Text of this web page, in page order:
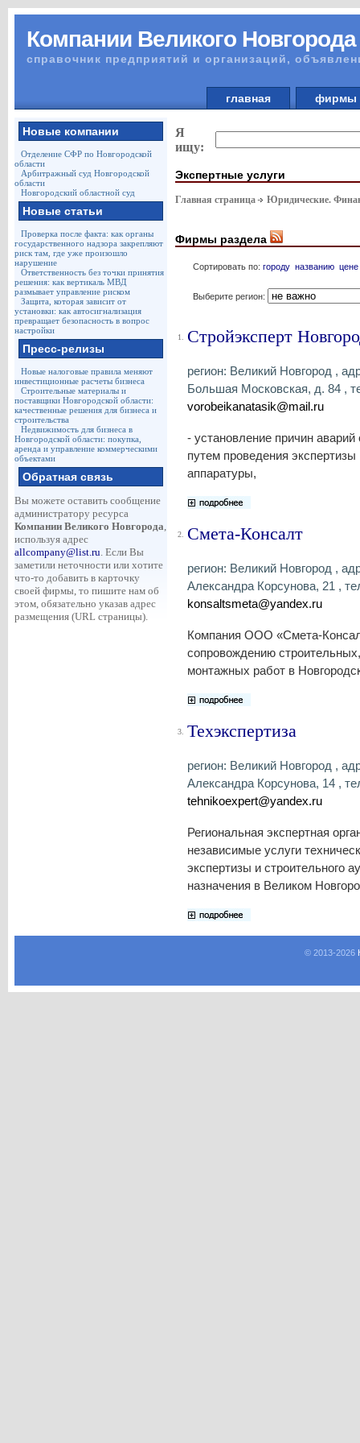
Компании Великого Новгорода
справочник предприятий и организаций,
главная
Новые компании
Отделение СФР по Новгородской
области
Арбитражный суд Новгородской
области
Новгородский областной суд
Новые статьи
Проверка после факта: как органы
государственного надзора закрепляют
риск там, где уже произошло
нарушение
Ответственность без точки принятия
решения: как вертикаль МВД
размывает управление риском
Защита, которая зависит от
установки: как автосигнализация
превращает безопасность в вопрос
настройки
Пресс-релизы
Новые налоговые правила меняют
инвестиционные расчеты бизнеса
Строительные материалы и
поставщики Новгородской области:
качественные решения для бизнеса и
строительства
Недвижимость для бизнеса в
Новгородской области: покупка,
аренда и управление коммерческими
объектами
Обратная связь
Вы можете оставить сообщение
администратору ресурса
Компании Великого Новгорода,
используя адрес
allcompany@list.ru. Если Вы
заметили неточности или хотите
что-то добавить в карточку
своей фирмы, то пишите нам об
этом, обязательно указав адрес
размещения (URL страницы).
Я
ищу:
Экспертные услуги
Главная страница Юридические.
Фирмы раздела
Сортировать по: городу названию цене
Выберите регион:
1. Стройэксперт
регион: Великий Новгород ,
Большая Московская, д. 84 ,
vorobeikanatasik@mail.ru
- установление причин
путем проведения
аппаратуры,
2. Смета-Консалт
регион: Великий Новгород ,
Александра Корсунова, 21 ,
konsaltsmeta@yandex.ru
Компания ООО «Смета-
сопровождению
монтажных работ в
3. Техэкспертиза
регион: Великий Новгород ,
Александра Корсунова, 14 ,
tehnikoexpert@yandex.ru
Региональная экспертная
независимые услуги
экспертизы и строительного
назначения в Великом
© 2013-2026